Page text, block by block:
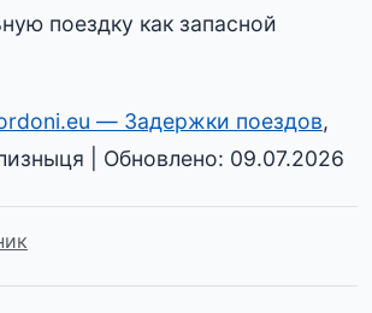
поездку как запасной
— Задержки поездов,
| Обновлено: 09.07.2026